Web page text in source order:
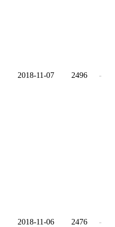
2018-11-07 2496 -
2018-11-06 2476 -